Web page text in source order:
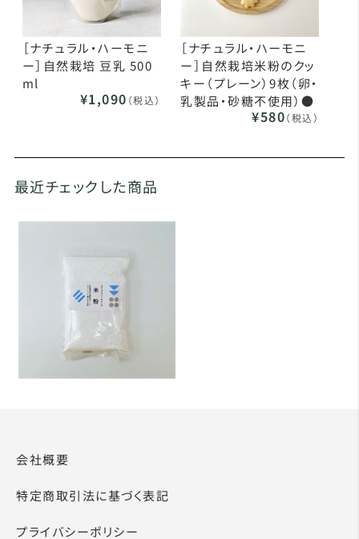
［ナチュラル・ハーモニ
ー］自然栽培 豆乳 500
ml
¥1,090 （税込）
［ナチュラル・ハーモニ
ー］自然栽培米粉のクッ
キー（プレーン）9枚（卵・
乳製品・砂糖不使用）●
¥580（税込）
最近チェックした商品
会社概要
特定商取引法に基づく表記
プライバシーポリシー